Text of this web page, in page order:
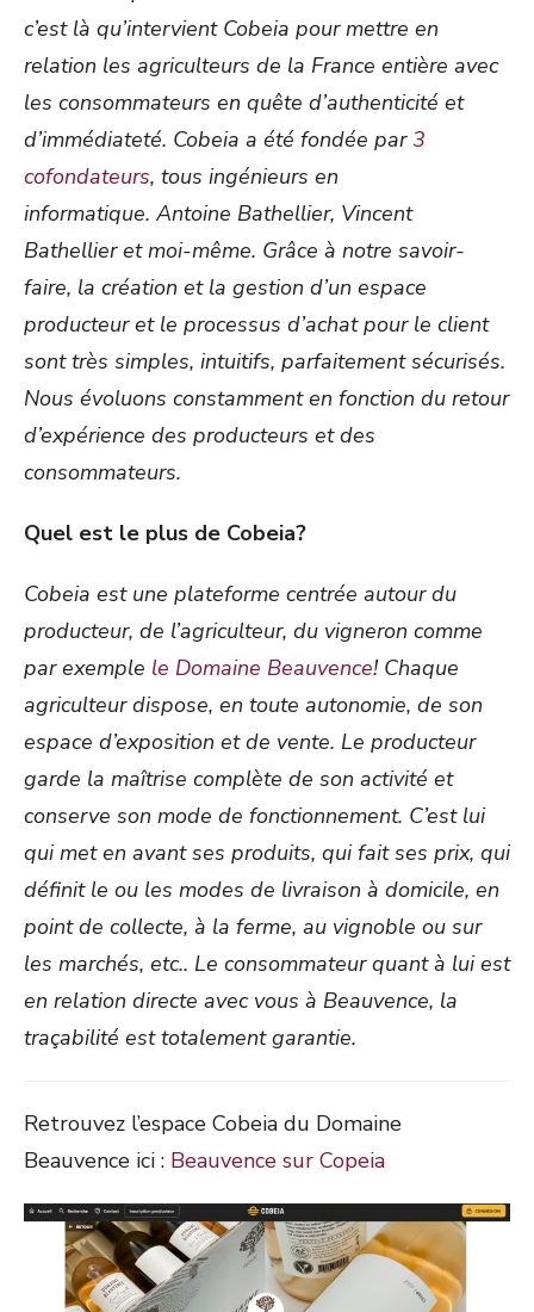
c’est là qu’intervient Cobeia pour mettre en
relation les agriculteurs de la France entière avec
les consommateurs en quête d’authenticité et
d’immédiateté. Cobeia a été fondée par3
cofondateurs, tous ingénieurs en
informatique. Antoine Bathellier, Vincent
Bathellier et moi-même. Grâce à notre savoir-
faire, la création et la gestion d’un espace
producteur et le processus d’achat pour le client
sont très simples, intuitifs, parfaitement sécurisés.
Nous évoluons constamment en fonction du retour
d’expérience des producteurs et des
consommateurs.
Quel est le plus de Cobeia?
Cobeia est une plateforme centrée autour du
producteur, de l’agriculteur, du vigneron comme
par exemple le Domaine Beauvence! Chaque
agriculteur dispose, en toute autonomie, de son
espace d’exposition et de vente. Le producteur
garde la maîtrise complète de son activité et
conserve son mode de fonctionnement. C’est lui
qui met en avant ses produits, qui fait ses prix, qui
définit le ou les modes de livraison à domicile, en
point de collecte, à la ferme, au vignoble ou sur
les marchés, etc.. Le consommateur quant à lui est
en relation directe avec vous à Beauvence, la
traçabilité est totalement garantie.
Retrouvez l’espace Cobeia du Domaine
Beauvence ici : Beauvence sur Copeia